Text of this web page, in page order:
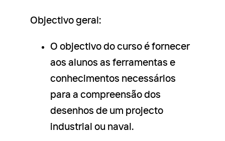
Objectivo geral:
O objectivo do curso é fornecer
aos alunos as ferramentas e
conhecimentos necessários
para a compreensão dos
desenhos de um projecto
industrial ou naval.